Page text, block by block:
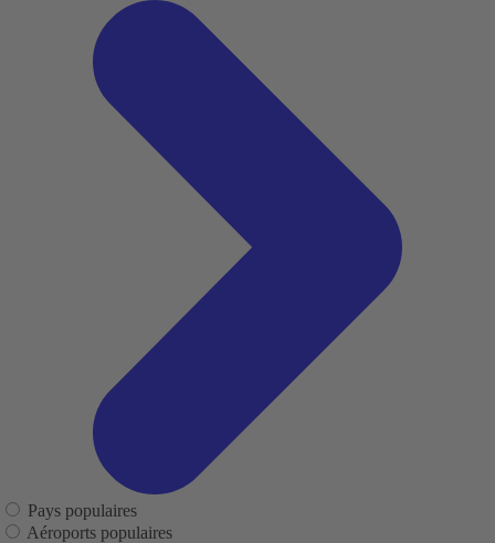
Pays populaires
Aéroports populaires